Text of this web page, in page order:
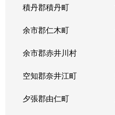
積丹郡積丹町
余市郡仁木町
余市郡赤井川村
空知郡奈井江町
夕張郡由仁町